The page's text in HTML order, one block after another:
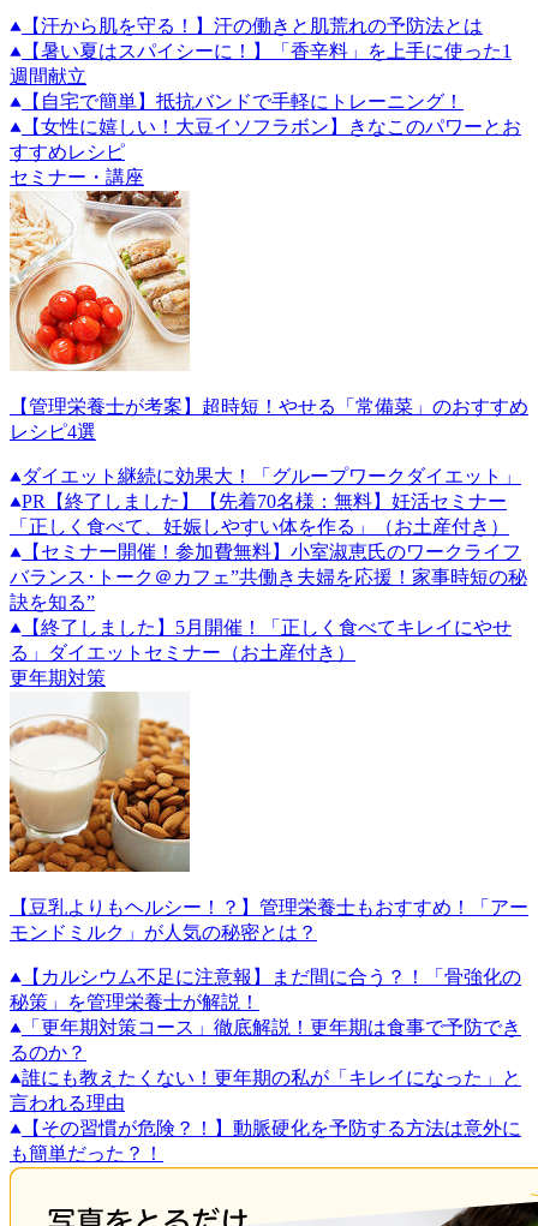
【汗から肌を守る！】汗の働きと肌荒れの予防法とは
【暑い夏はスパイシーに！】「香辛料」を上手に使った1
週間献立
【自宅で簡単】抵抗バンドで手軽にトレーニング！
【女性に嬉しい！大豆イソフラボン】きなこのパワーとお
すすめレシピ
セミナー・講座
【管理栄養士が考案】超時短！やせる「常備菜」のおすすめ
レシピ4選
ダイエット継続に効果大！「グループワークダイエット」
PR
【終了しました】【先着70名様：無料】妊活セミナー
「正しく食べて、妊娠しやすい体を作る」（お土産付き）
【セミナー開催！参加費無料】小室淑恵氏のワークライフ
バランス･トーク＠カフェ”共働き夫婦を応援！家事時短の秘
訣を知る”
【終了しました】5月開催！「正しく食べてキレイにやせ
る」ダイエットセミナー（お土産付き）
更年期対策
【豆乳よりもヘルシー！？】管理栄養士もおすすめ！「アー
モンドミルク」が人気の秘密とは？
【カルシウム不足に注意報】まだ間に合う？！「骨強化の
秘策」を管理栄養士が解説！
「更年期対策コース」徹底解説！更年期は食事で予防でき
るのか？
誰にも教えたくない！更年期の私が「キレイになった」と
言われる理由
【その習慣が危険？！】動脈硬化を予防する方法は意外に
も簡単だった？！